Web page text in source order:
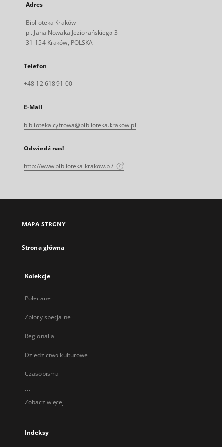
Adres
Biblioteka Kraków
pl. Jana Nowaka Jeziorańskiego 3
31-154 Kraków, POLSKA
Telefon
+48 12 618 91 00
E-Mail
biblioteka.cyfrowa@biblioteka.krakow.pl
Odwiedź nas!
http://www.biblioteka.krakow.pl/
MAPA STRONY
Strona główna
Kolekcje
Polecane
Zbiory specjalne
Regionalia
Dziedzictwo kulturowe
Czasopisma
...
Zobacz więcej
Indeksy